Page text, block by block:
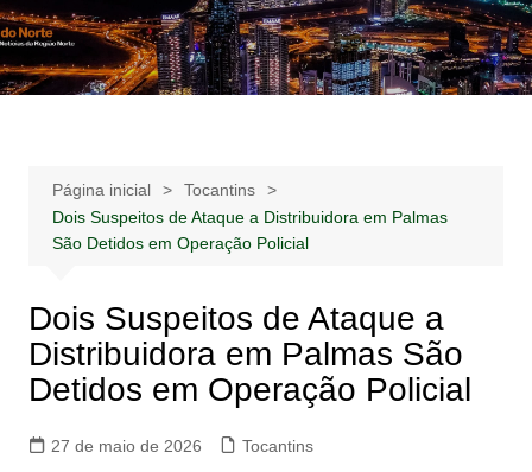
Ir
para
o
Notícias –
Publicidades –
Notícias – Publicidades – Anúncios
Página inicial
Tocantins
Dois Suspeitos de Ataque a Distribuidora em Palmas
São Detidos em Operação Policial
Dois Suspeitos de Ataque a
Distribuidora em Palmas São
Detidos em Operação Policial
27 de maio de 2026 Tocantins